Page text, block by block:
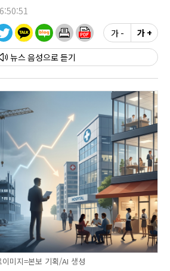
뉴스 음성
가 - 가 +
이미지=본보 기획/AI 생성